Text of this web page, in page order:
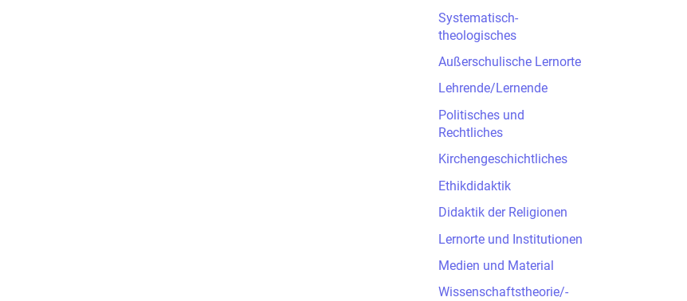
Systematisch-
theologisches
Außerschulische Lernorte
Lehrende/Lernende
Politisches und
Rechtliches
Kirchengeschichtliches
Ethikdidaktik
Didaktik der Religionen
Lernorte und Institutionen
Medien und Material
Wissenschaftstheorie/-